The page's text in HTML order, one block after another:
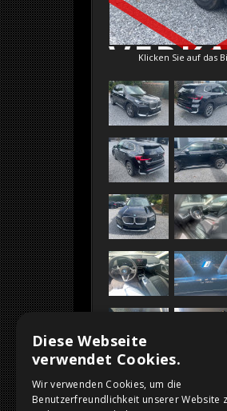
Klicken Sie auf das
FRENCH
Diese Webseite
verwendet Cookies.
Wir verwenden Cookies, um die
Benutzerfreundlichkeit unserer Website